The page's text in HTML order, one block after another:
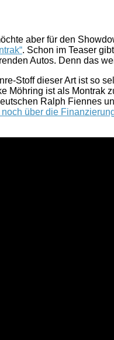
aber für den
. Schon im Teaser
Autos. Denn das
Stoff dieser Art ist so
ist als Montrak
Ralph Fiennes
über die